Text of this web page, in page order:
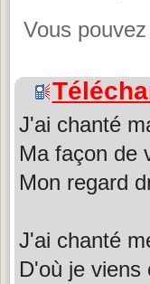
Vous
J'ai chanté
Ma façon de
Mon regard
J'ai chanté
D'où je viens